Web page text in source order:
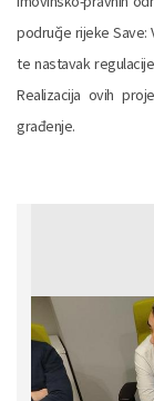
područje rijeke Save:
te nastavak
Realizacija ovih
građenje.